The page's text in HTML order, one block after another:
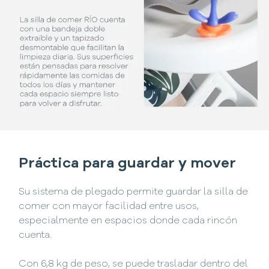
Práctica para guardar y mover
Su sistema de plegado permite guardar la silla de
comer con mayor facilidad entre usos,
especialmente en espacios donde cada rincón
cuenta.
Con 6,8 kg de peso, se puede trasladar dentro del